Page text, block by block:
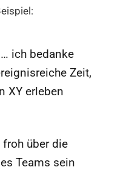
… ich bedanke
Zeit,
XY erleben
über die
Teams sein